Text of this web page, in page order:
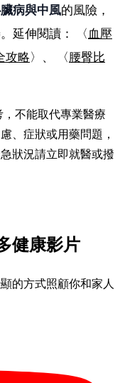
病與中風的風險，
延伸閱讀： 〈 血壓
攻略 〉、 〈 腰臀比
不能取代專業醫療
、症狀或用藥問題，
狀況請立即就醫或撥
健康影片
的方式照顧你和家人